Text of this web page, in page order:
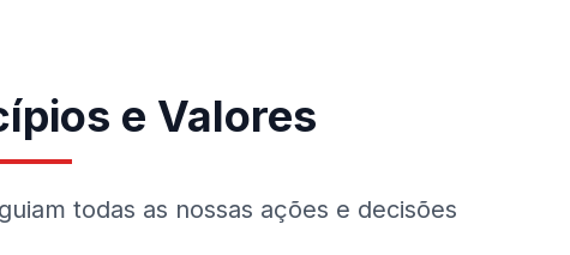
e Valores
todas as nossas ações e decisões